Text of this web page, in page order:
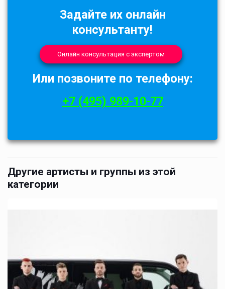
Задайте их онлайн
консультанту!
Онлайн консультация с экспертом
Или позвоните по телефону:
+7 (495) 989-10-77
Другие артисты и группы из этой
категории